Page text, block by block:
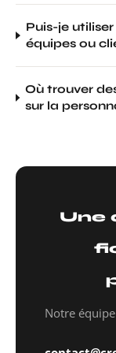
Puis-je
équipes ou
Où trouver
sur la
Une
Notre